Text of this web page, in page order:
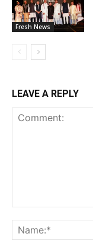
Fresh News
LEAVE A REPLY